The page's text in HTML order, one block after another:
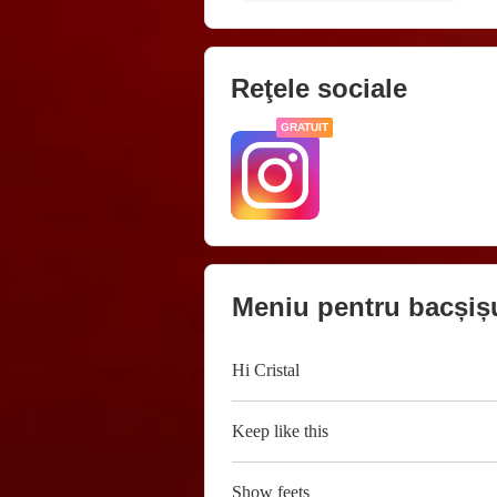
Reţele sociale
GRATUIT
Meniu pentru
Hi Cristal
Keep like this
Show feets